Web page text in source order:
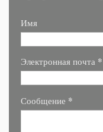
Имя
Электронная почта *
Сообщение *